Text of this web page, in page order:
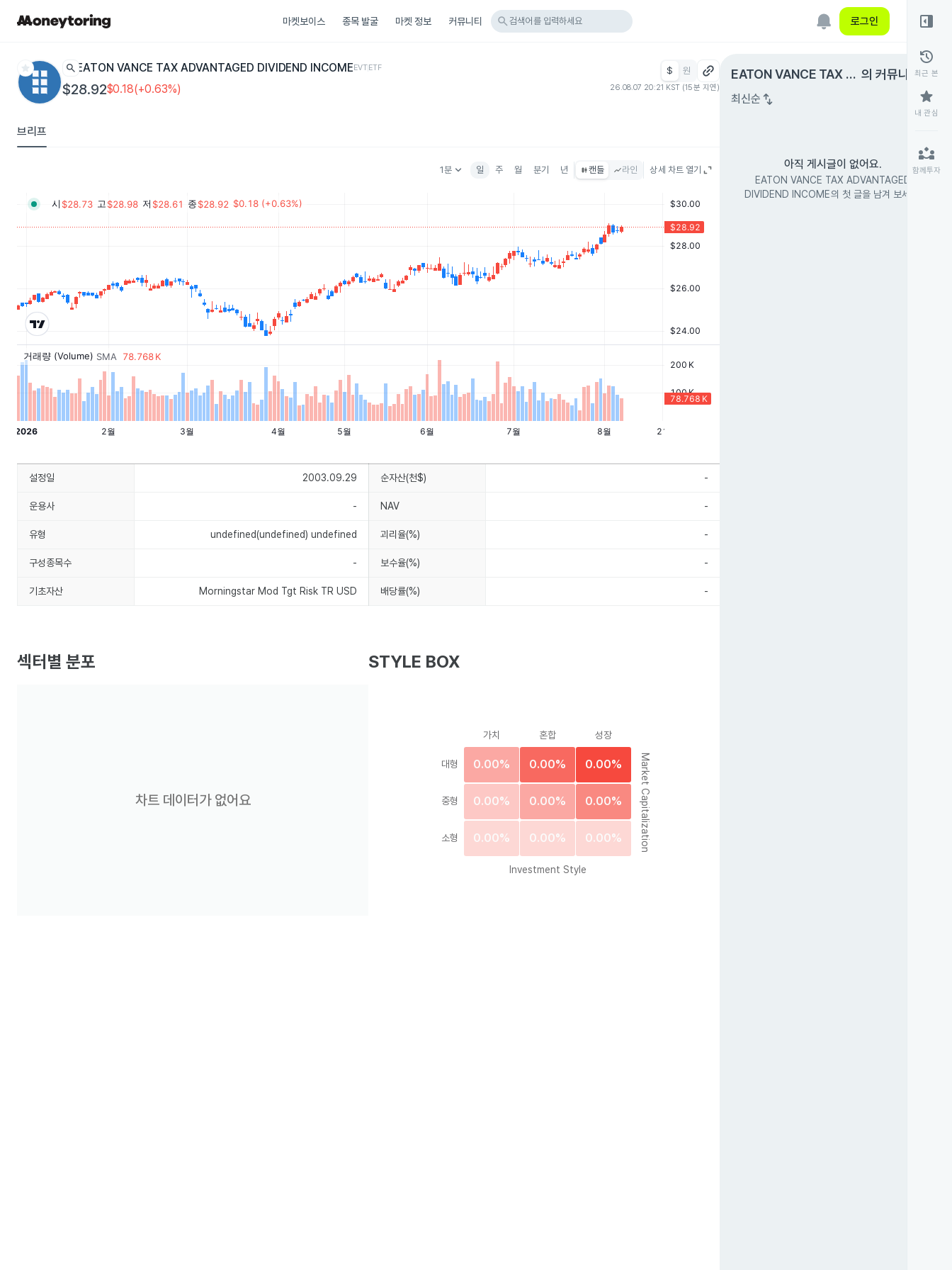
마켓보이스 종목 발굴 마켓 정보 커뮤니티 search 검색어를 입력하세요 로그인
star search EATON VANCE TAX ADVANTAGED DIVIDEND INCOMEEVTETF
$28.92$0.18(+0.63%)
$ 원
26.08.07 20:21 KST (15분 지연)
브리프
1분keyboard_arrow_down 일 주 월 분기 년 캔들 라인 상세 차트 열기
EATON VANCE TAX A
DVANTAGED DIVIDEN
의 커뮤니티expand_circle_right
최신순 swap_vert
아직 게시글이 없어요.
EATON VANCE TAX ADVANTAGED
DIVIDEND INCOME의 첫 글을 남겨 보세요.
right_panel_open
history
최근 본
star
내 관심
partner_exchange
함께투자